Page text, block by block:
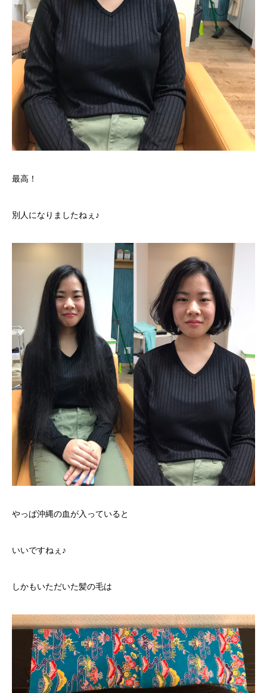
最高！
別人になりましたねぇ♪
やっぱ沖縄の血が入っていると
いいですねぇ♪
しかもいただいた髪の毛は